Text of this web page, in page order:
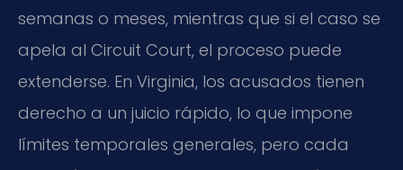
semanas o meses, mientras que si el caso se
apela al Circuit Court, el proceso puede
extenderse. En Virginia, los acusados tienen
derecho a un juicio rápido, lo que impone
límites temporales generales, pero cada